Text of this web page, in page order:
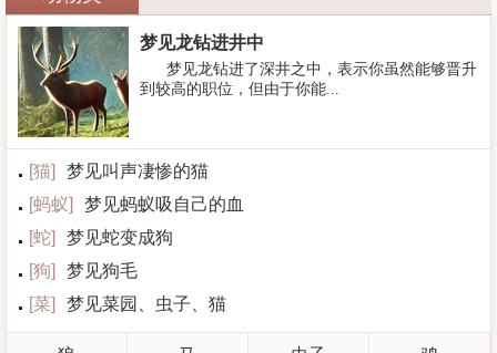
梦见龙钻进井中
梦见龙钻进了深井之中，表示你虽然能够晋升
到较高的职位，但由于你能...
[猫]
梦见叫声凄惨的猫
[蚂蚁]
梦见蚂蚁吸自己的血
[蛇]
梦见蛇变成狗
[狗]
梦见狗毛
[菜] 梦见菜园、虫子、猫